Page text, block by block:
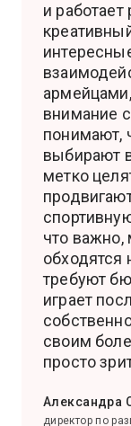
и работает
внимание
понимают,
выбирают
метко
что важно,
обходятся
требуют
играет
своим
просто
Александра
директор по